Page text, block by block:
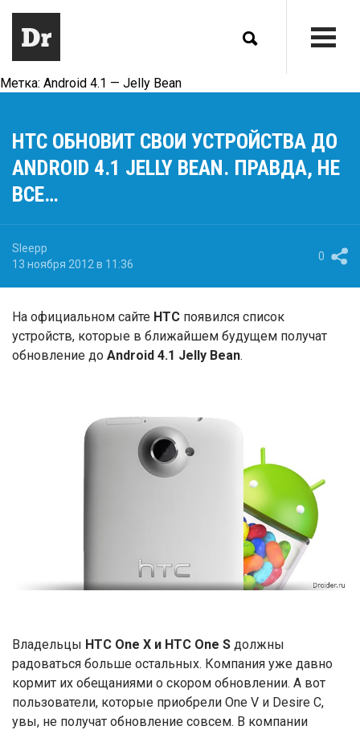
Метка: Android 4.1 — Jelly Bean
НТС ОБНОВИТ СВОИ УСТРОЙСТВА ДО
ANDROID 4.1 JELLY BEAN. ПРАВДА, НЕ
ВСЕ…
Sleepp
13 ноября 2012 в 11:36
0
На официальном сайте HTC появился список
устройств, которые в ближайшем будущем получат
обновление до Android 4.1 Jelly Bean.
Владельцы HTC One X и HTC One S должны
радоваться больше остальных. Компания уже давно
кормит их обещаниями о скором обновлении. А вот
пользователи, которые приобрели One V и Desire С,
увы, не получат обновление совсем. В компании